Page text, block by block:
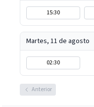
15:30
Martes, 11 de agosto
02:30
Anterior